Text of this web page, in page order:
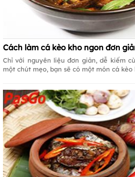
Cách làm cá kèo kho ngon đơn
Chỉ với nguyên liệu đơn giản, dễ kiếm
một chút mẹo, bạn sẽ có một món cá kèo